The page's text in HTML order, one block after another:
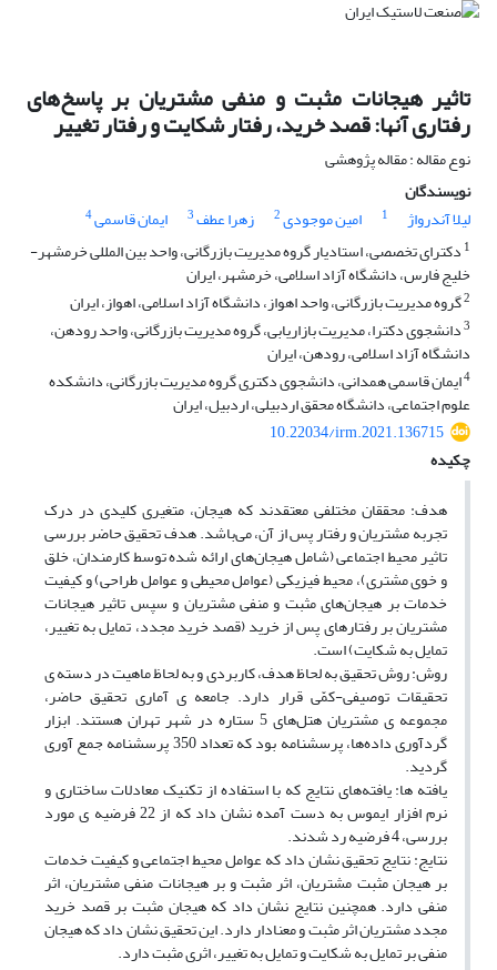
تاثیر هیجانات مثبت و منفی مشتریان بر پاسخ‌های
رفتاری آنها: قصد خرید، رفتار شکایت و رفتار تغییر
نوع مقاله : مقاله پژوهشی
نویسندگان
لیلا آندرواژ
1 امین موجودی2 زهرا عطف3 ایمان قاسمی4
1 دکترای تخصصی، استادیار گروه مدیریت بازرگانی، واحد بین المللی خرمشهر-
خلیج فارس، دانشگاه آزاد اسلامی، خرمشهر، ایران
2گروه مدیریت بازرگانی، واحد اهواز، دانشگاه آزاد اسلامی، اهواز، ایران
3دانشجوی دکترا، مدیریت بازاریابی، گروه مدیریت بازرگانی، واحد رودهن،
دانشگاه آزاد اسلامی، رودهن، ایران
4ایمان قاسمی همدانی، دانشجوی دکتری گروه مدیریت بازرگانی، دانشکده
علوم اجتماعی، دانشگاه محقق اردبیلی، اردبیل، ایران
10.22034/irm.2021.136715
چکیده
هدف: محققان مختلفی معتقدند که هیجان، متغیری کلیدی در درک
تجربه مشتریان و رفتار پس از آن، می‌باشد. هدف تحقیق حاضر بررسی
تاثیر محیط اجتماعی (شامل هیجان‌های ارائه شده توسط کارمندان، خلق
و خوی مشتری)، محیط فیزیکی (عوامل محیطی و عوامل طراحی) و کیفیت
خدمات بر هیجان‌های مثبت و منفی مشتریان و سپس تاثیر هیجانات
مشتریان بر رفتارهای پس از خرید (قصد خرید مجدد، تمایل به تغییر،
تمایل به شکایت) است.
روش: روش تحقیق به لحاظ هدف، کاربردی و به لحاظ ماهیت در دسته ی
تحقیقات توصیفی-کمّی قرار دارد. جامعه ی آماری تحقیق حاضر،
مجموعه ی مشتریان هتل‌های 5 ستاره در شهر تهران هستند. ابزار
گردآوری داده‌ها، پرسشنامه بود که تعداد 350 پرسشنامه جمع آوری
گردید.
یافته ها: یافته‌های نتایج که با استفاده از تکنیک معادلات ساختاری و
نرم افزار ایموس به دست آمده نشان داد که از 22 فرضیه ی مورد
بررسی، 4 فرضیه رد شدند.
نتایج: نتایج تحقیق نشان داد که عوامل محیط اجتماعی و کیفیت خدمات
بر هیجان مثبت مشتریان، اثر مثبت و بر هیجانات منفی مشتریان، اثر
منفی دارد. همچنین نتایج نشان داد که هیجان مثبت بر قصد خرید
مجدد مشتریان اثر مثبت و معنادار دارد. این تحقیق نشان داد که هیجان
منفی بر تمایل به شکایت و تمایل به تغییر، اثری مثبت دارد.